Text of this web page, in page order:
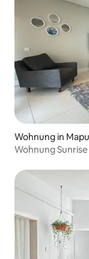
Wohnung in
Wohnung